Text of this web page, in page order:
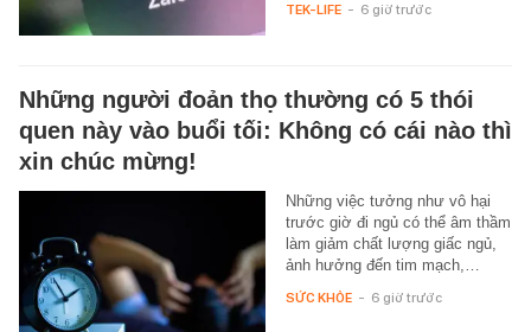
TEK-LIFE - 6 giờ trước
Những người đoản thọ thường có 5 thói
quen này vào buổi tối: Không có cái nào thì
xin chúc mừng!
Những việc tưởng như vô hại
trước giờ đi ngủ có thể âm thầm
làm giảm chất lượng giấc ngủ,
ảnh hưởng đến tim mạch,…
SỨC KHỎE - 6 giờ trước